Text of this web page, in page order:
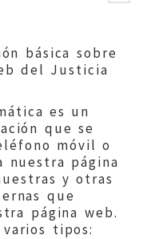
básica sobre
del Justicia
es un
que se
móvil o
nuestra página
y otras
que
página web.
tipos: